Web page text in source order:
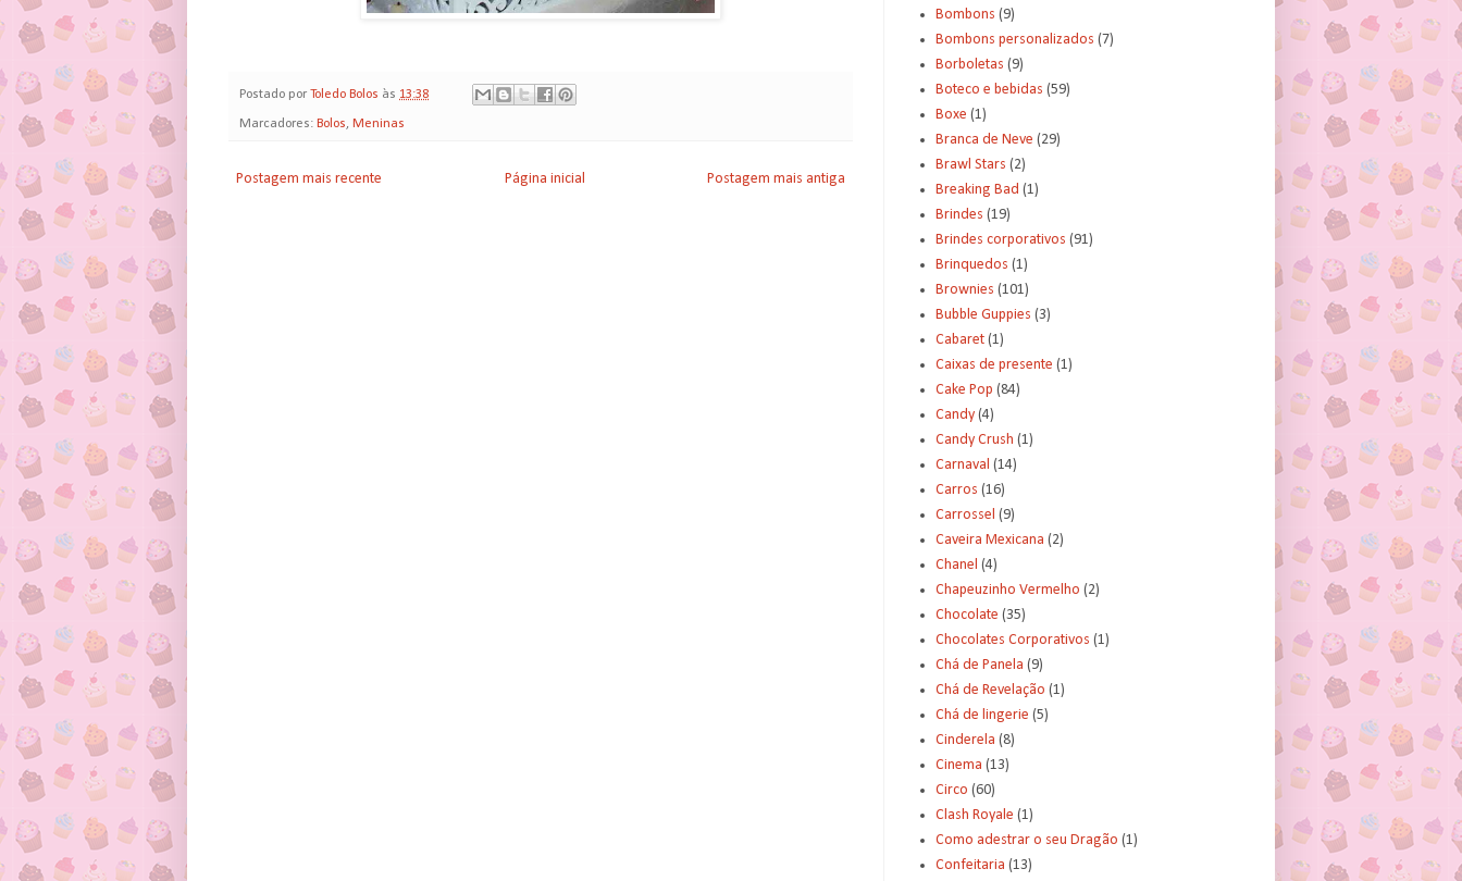
Postado por Toledo Bolos às 13:38
Marcadores: Bolos, Meninas
Postagem mais recente Postagem mais antiga
Página inicial
Bombons (9)
Bombons personalizados (7)
Borboletas (9)
Boteco e bebidas (59)
Boxe (1)
Branca de Neve (29)
Brawl Stars (2)
Breaking Bad (1)
Brindes (19)
Brindes corporativos (91)
Brinquedos (1)
Brownies (101)
Bubble Guppies (3)
Cabaret (1)
Caixas de presente (1)
Cake Pop (84)
Candy (4)
Candy Crush (1)
Carnaval (14)
Carros (16)
Carrossel (9)
Caveira Mexicana (2)
Chanel (4)
Chapeuzinho Vermelho (2)
Chocolate (35)
Chocolates Corporativos (1)
Chá de Panela (9)
Chá de Revelação (1)
Chá de lingerie (5)
Cinderela (8)
Cinema (13)
Circo (60)
Clash Royale (1)
Como adestrar o seu Dragão (1)
Confeitaria (13)